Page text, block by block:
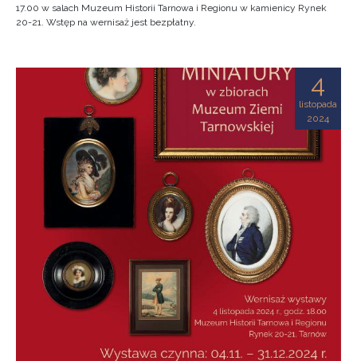
17.00 w salach Muzeum Historii Tarnowa i Regionu w kamienicy Rynek
20-21. Wstęp na wernisaż jest bezpłatny.
4
listopada
2024